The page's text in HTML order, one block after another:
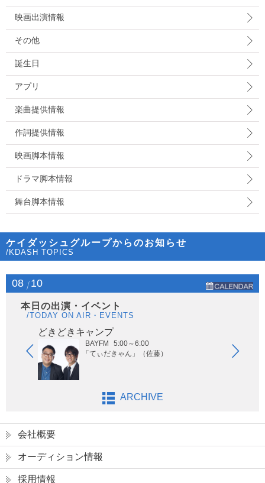
映画出演情報
その他
誕生日
アプリ
楽曲提供情報
作詞提供情報
映画脚本情報
ドラマ脚本情報
舞台脚本情報
ケイダッシュグループからのお知らせ
/KDASH TOPICS
08 10
本日の出演・イベント
/TODAY ON AIR・EVENTS
どきどきキャンプ
BAYFM
5:00～6:00
「てぃだきゃん」（佐藤）
ARCHIVE
会社概要
オーディション情報
採用情報